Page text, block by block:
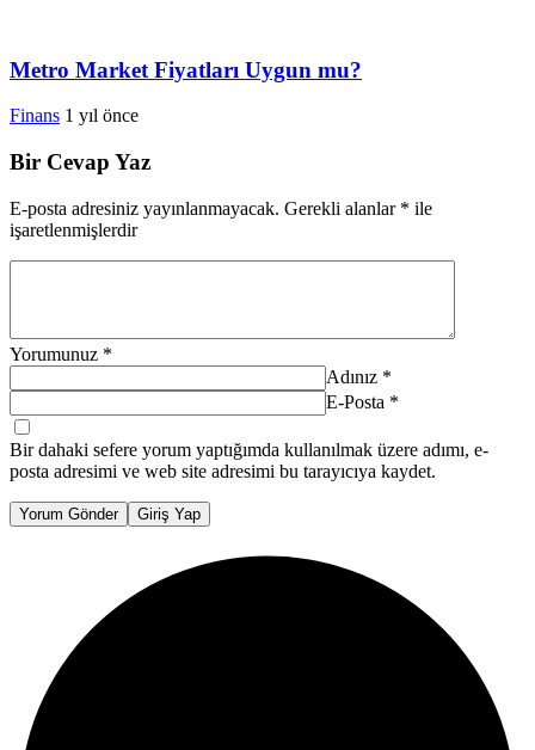
Metro Market Fiyatları Uygun mu?
Finans 1 yıl önce
Bir Cevap Yaz
E-posta adresiniz yayınlanmayacak. Gerekli alanlar * ile
işaretlenmişlerdir
Yorumunuz *
Adınız *
E-Posta *
Bir dahaki sefere yorum yaptığımda kullanılmak üzere adımı, e-
posta adresimi ve web site adresimi bu tarayıcıya kaydet.
Yorum Gönder Giriş Yap